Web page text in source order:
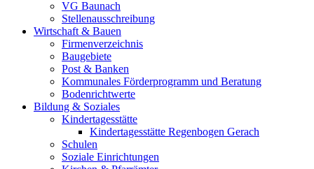
VG Baunach
Stellenausschreibung
Wirtschaft & Bauen
Firmenverzeichnis
Baugebiete
Post & Banken
Kommunales Förderprogramm und Beratung
Bodenrichtwerte
Bildung & Soziales
Kindertagesstätte
Kindertagesstätte Regenbogen Gerach
Schulen
Soziale Einrichtungen